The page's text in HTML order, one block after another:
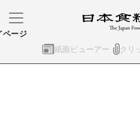
紙面ビューアー クリ
ページ